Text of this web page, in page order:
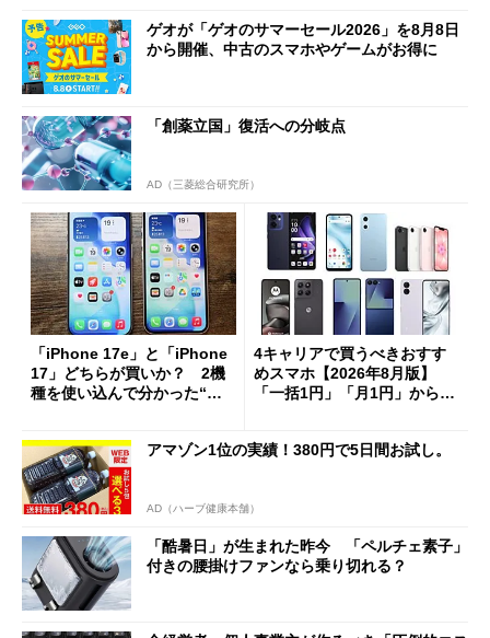
ゲオが「ゲオのサマーセール2026」を8月8日
から開催、中古のスマホやゲームがお得に
「創薬立国」復活への分岐点
AD（三菱総合研究所）
「iPhone 17e」と「iPhone
17」どちらが買いか？ 2機
種を使い込んで分かった“ス
4キャリアで買うべきおすす
めスマホ【2026年8月版】
「一括1円」「月1円」からお
アマゾン1位の実績！380円で5日間お試し。
AD（ハーブ健康本舗）
「酷暑日」が生まれた昨今 「ペルチェ素子」
付きの腰掛けファンなら乗り切れる？